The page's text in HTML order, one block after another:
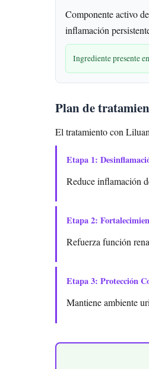
Componente activo
inflamación
Ingrediente presente
Plan de
El tratamiento con
Etapa 1:
Reduce inflamación
Etapa 2:
Refuerza función
Etapa 3: Protección
Mantiene ambiente